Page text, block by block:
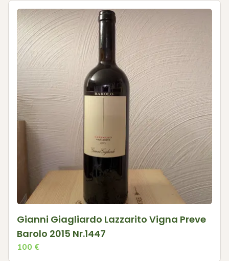
Gianni Giagliardo Lazzarito Vigna Preve
Barolo 2015 Nr.1447
100 €